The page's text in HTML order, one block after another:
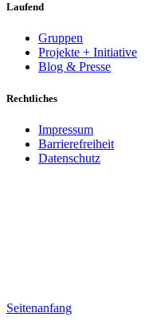
Laufend
Gruppen
Projekte + Initiative
Blog & Presse
Rechtliches
Impressum
Barrierefreiheit
Datenschutz
Seitenanfang